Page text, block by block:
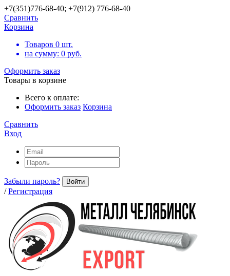
+7(351)776-68-40; +7(912) 776-68-40
Сравнить
Корзина
Товаров 0 шт.
на сумму: 0 руб.
Оформить заказ
Товары в корзине
Всего к оплате:
Оформить заказ Корзина
Сравнить
Вход
Забыли пароль? Войти
/ Регистрация